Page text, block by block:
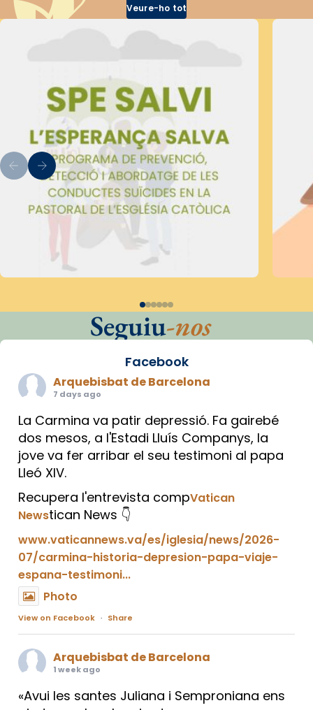
Veure-ho tot
Seguiu-nos
Facebook
Arquebisbat de Barcelona
7 days ago
La Carmina va patir depressió. Fa gairebé
dos mesos, a l'Estadi Lluís Companys, la
jove va fer arribar el seu testimoni al papa
Lleó XIV.
Recupera l'entrevista compVatican
Newstican News 👇
www.vaticannews.va/es/iglesia/news/2026-
07/carmina-historia-depresion-papa-viaje-
espana-testimoni...
Photo
View on Facebook · Share
Arquebisbat de Barcelona
1 week ago
«Avui les santes Juliana i Semproniana ens